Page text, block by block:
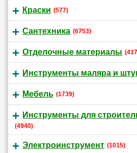
Краски (577)
Сантехника (6753)
Отделочные материалы
Инструменты маляра и
Мебель (1739)
Инструменты для
(4940)
Электроинструмент (1015)